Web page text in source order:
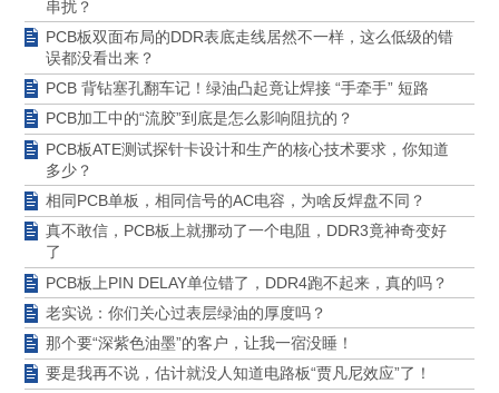
串扰？
PCB板双面布局的DDR表底走线居然不一样，这么低级的错
误都没看出来？
PCB 背钻塞孔翻车记！绿油凸起竟让焊接 “手牵手” 短路
PCB加工中的“流胶”到底是怎么影响阻抗的？
PCB板ATE测试探针卡设计和生产的核心技术要求，你知道
多少？
相同PCB单板，相同信号的AC电容，为啥反焊盘不同？
真不敢信，PCB板上就挪动了一个电阻，DDR3竟神奇变好
了
PCB板上PIN DELAY单位错了，DDR4跑不起来，真的吗？
老实说：你们关心过表层绿油的厚度吗？
那个要“深紫色油墨”的客户，让我一宿没睡！
要是我再不说，估计就没人知道电路板“贾凡尼效应”了！